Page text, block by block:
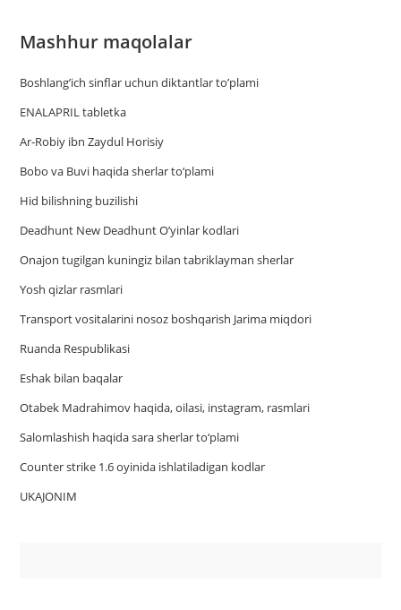
Mashhur maqolalar
Boshlang’ich sinflar uchun diktantlar to’plami
ENALAPRIL tabletka
Ar-Robiy ibn Zaydul Horisiy
Bobo va Buvi haqida sherlar to‘plami
Hid bilishning buzilishi
Deadhunt New Deadhunt O’yinlar kodlari
Onajon tugilgan kuningiz bilan tabriklayman sherlar
Yosh qizlar rasmlari
Trаnsport vositаlаrini nosoz boshqаrish Jаrimа miqdori
Ruanda Respublikasi
Eshak bilan baqalar
Otabek Madrahimov haqida, oilasi, instagram, rasmlari
Salomlashish haqida sara sherlar to‘plami
Counter strike 1.6 oyinida ishlatiladigan kodlar
UKAJONIM